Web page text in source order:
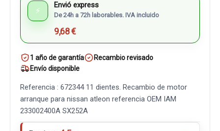
⚡
Envió express
De 24h a 72h laborables. IVA incluido
9,68 €
1 año de garantía
Recambio revisado
Envío disponible
Referencia : 672344 11 dientes. Recambio de motor
arranque para nissan atleon referencia OEM IAM
233002400A SX252A